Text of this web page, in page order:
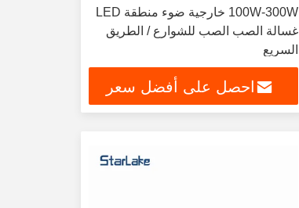
100W-300W خارجية ضوء منطقة LED
غسالة الصب الصب للشوارع / الطريق
السريع
احصل على أفضل سعر